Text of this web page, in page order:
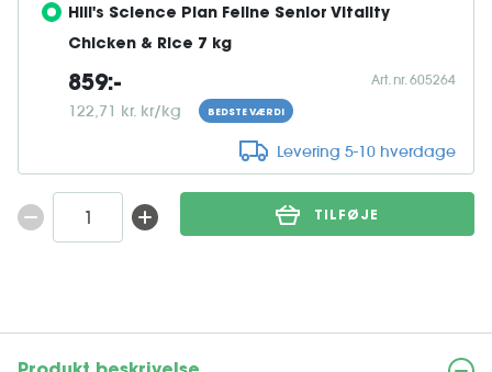
Hill's Science Plan Feline Senior Vitality
Chicken & Rice 7 kg
859:-
122,71 kr. kr/kg BEDSTE VÆRDI
Art. nr. 605264
Levering 5-10 hverdage
TILFØJE